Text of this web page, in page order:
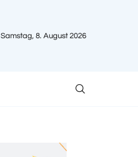
Samstag, 8. August 2026